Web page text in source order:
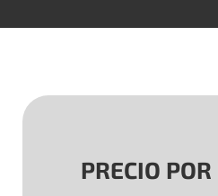
PRECIO